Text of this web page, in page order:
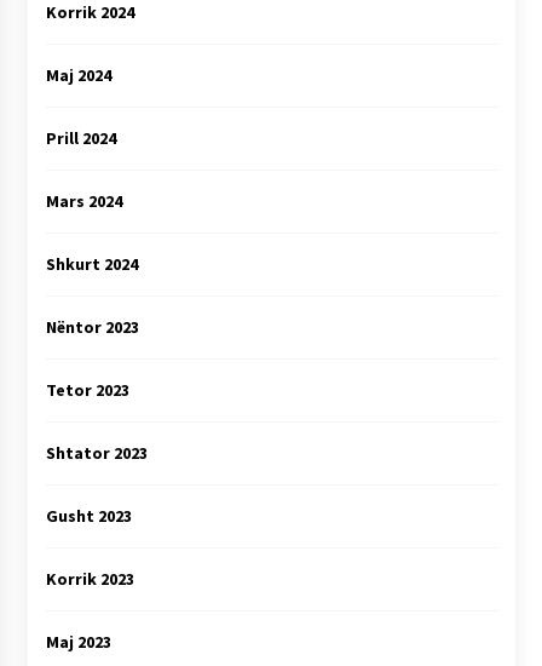
Korrik 2024
Maj 2024
Prill 2024
Mars 2024
Shkurt 2024
Nëntor 2023
Tetor 2023
Shtator 2023
Gusht 2023
Korrik 2023
Maj 2023